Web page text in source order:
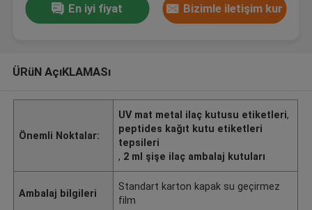
En iyi fiyat Bizimle iletişim kur
ÜRüN AçıKLAMASı
Önemli Noktalar:
UV mat metal ilaç kutusu etiketleri,
peptides kağıt kutu etiketleri
tepsileri
, 2 ml şişe ilaç ambalaj kutuları
Ambalaj bilgileri
Standart karton kapak su geçirmez
film